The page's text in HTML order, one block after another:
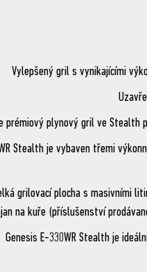
Vylepšený gril s vynikajícími
prémiový plynový gril ve Stealth
Stealth je vybaven třemi
grilovací plocha s masivními
na kuře (příslušenství
Genesis E-330WR Stealth je